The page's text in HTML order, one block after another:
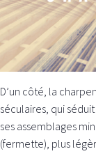
D’un côté, la
séculaires, qui
ses assemblages
(fermette), plus